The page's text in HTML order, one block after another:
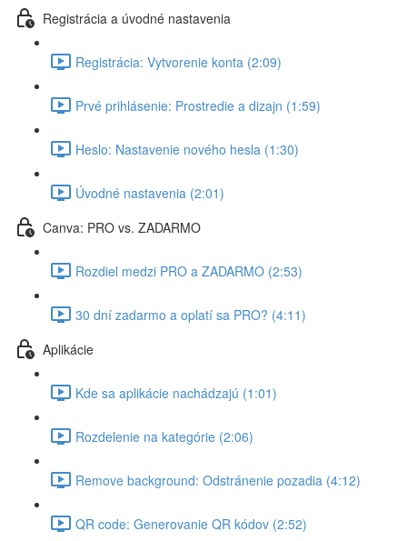
Registrácia a úvodné nastavenia
Registrácia: Vytvorenie konta (2:09)
Prvé prihlásenie: Prostredie a dizajn (1:59)
Heslo: Nastavenie nového hesla (1:30)
Úvodné nastavenia (2:01)
Canva: PRO vs. ZADARMO
Rozdiel medzi PRO a ZADARMO (2:53)
30 dní zadarmo a oplatí sa PRO? (4:11)
Aplikácie
Kde sa aplikácie nachádzajú (1:01)
Rozdelenie na kategórie (2:06)
Remove background: Odstránenie pozadia (4:12)
QR code: Generovanie QR kódov (2:52)